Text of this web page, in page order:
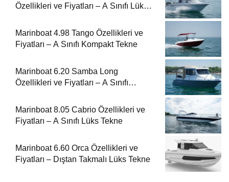
Özellikleri ve Fiyatları – A Sınıfı Lüks
Marinboat 4.98 Tango Özellikleri ve
Fiyatları – A Sınıfı Kompakt Tekne
Marinboat 6.20 Samba Long
Özellikleri ve Fiyatları – A Sınıfı
Marinboat 8.05 Cabrio Özellikleri ve
Fiyatları – A Sınıfı Lüks Tekne
Marinboat 6.60 Orca Özellikleri ve
Fiyatları – Dıştan Takmalı Lüks Tekne